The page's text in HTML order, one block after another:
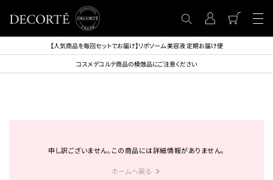
【人気商品を毎回セットでお届け】リポソーム 美容液 定期お届け便
コスメデコルテ商品の模倣品にご注意ください
申し訳ございません。この商品には詳細情報がありません。
ホームへ戻る